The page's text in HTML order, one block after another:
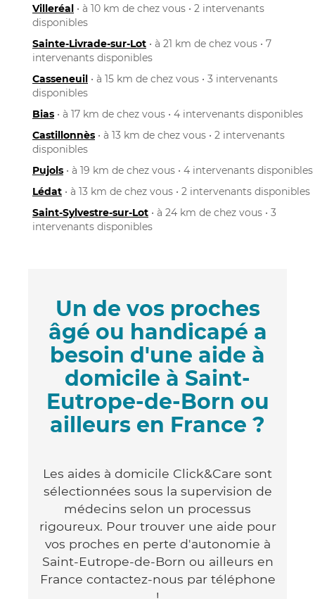
Villeréal • à 10 km de chez vous • 2 intervenants
disponibles
Sainte-Livrade-sur-Lot • à 21 km de chez vous • 7
intervenants disponibles
Casseneuil • à 15 km de chez vous • 3 intervenants
disponibles
Bias • à 17 km de chez vous • 4 intervenants disponibles
Castillonnès • à 13 km de chez vous • 2 intervenants
disponibles
Pujols • à 19 km de chez vous • 4 intervenants disponibles
Lédat • à 13 km de chez vous • 2 intervenants disponibles
Saint-Sylvestre-sur-Lot • à 24 km de chez vous • 3
intervenants disponibles
Un de vos proches
âgé ou handicapé a
besoin d'une aide à
domicile à Saint-
Eutrope-de-Born ou
ailleurs en France ?
Les aides à domicile Click&Care sont
sélectionnées sous la supervision de
médecins selon un processus
rigoureux. Pour trouver une aide pour
vos proches en perte d'autonomie à
Saint-Eutrope-de-Born ou ailleurs en
France contactez-nous par téléphone